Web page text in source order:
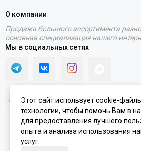
О компании
Продажа большого ассортимента
основная специализация нашего
Мы в социальных сетях
2020 - 2026 © Интернет-магазин
Этот сайт использует cookie-
технологии, чтобы помочь Вам в
для предоставления лучшего
опыта и анализа использования
услуг.